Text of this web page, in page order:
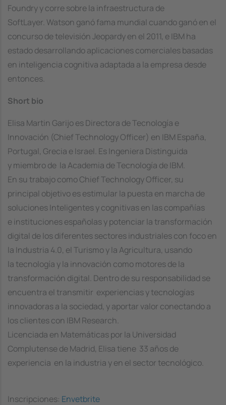
Foundry y corre sobre la infraestructura de
SoftLayer. Watson ganó fama mundial cuando ganó en el
concurso de televisión Jeopardy en el 2011, e IBM ha
estado desarrollando aplicaciones comerciales basadas
en inteligencia cognitiva adaptada a la empresa desde
entonces.
Short bio
Elisa Martin Garijo es Directora de Tecnología e
Innovación (Chief Technology Officer) en IBM España,
Portugal, Grecia e Israel. Es Ingeniera Distinguida
y miembro de la Academia de Tecnología de IBM.
En su trabajo como Chief Technology Officer, su
principal objetivo es estimular la puesta en marcha de
soluciones Inteligentes y cognitivas en las compañías
e instituciones españolas y potenciar la transformación
digital de los diferentes sectores industriales con foco en
la Industria 4.0, el Turismo y la Agricultura, usando
la tecnología y la innovación como motores de la
transformación digital. Dentro de su responsabilidad se
encuentra el transmitir experiencias y tecnologías
innovadoras a la sociedad, y aportar valor conectando a
los clientes con IBM Research.
Licenciada en Matemáticas por la Universidad
Complutense de Madrid, Elisa tiene 33 años de
experiencia en la industria y en el sector tecnológico.
Inscripciones: Envetbrite